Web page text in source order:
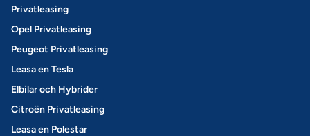
Privatleasing
Opel Privatleasing
Peugeot Privatleasing
Leasa en Tesla
Elbilar och Hybrider
Citroën Privatleasing
Leasa en Polestar